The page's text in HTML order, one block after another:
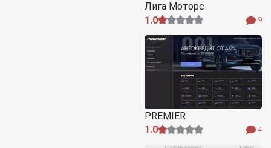
Лига Моторс
1.0
9
PREMIER
1.0
4